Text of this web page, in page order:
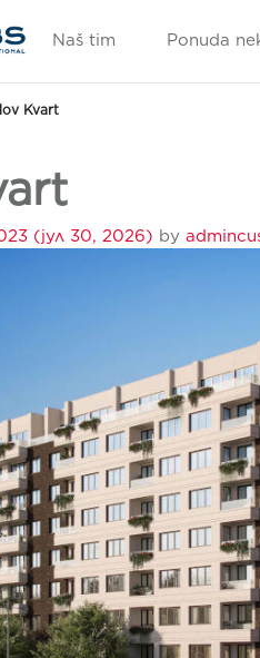
Naš tim Ponuda
Kvart
(јул 30, 2026) by